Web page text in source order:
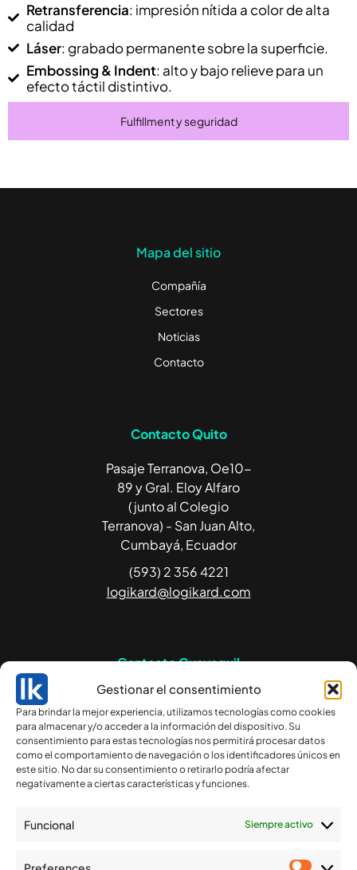
Gestionar el consentimiento
Para brindar la mejor experiencia, utilizamos tecnologías como cookies
para almacenar y/o acceder a la información del dispositivo. Su
consentimiento para estas tecnologías nos permitirá procesar datos
como el comportamiento de navegación o los identificadores únicos en
este sitio. No dar su consentimiento o retirarlo podría afectar
negativamente a ciertas características y funciones.
Funcional Siempre activo
Fulfillment y seguridad
Retransferencia: impresión nítida a color de alta
calidad
Láser: grabado permanente sobre la superficie.
Embossing & Indent: alto y bajo relieve para un
efecto táctil distintivo.
Mapa del sitio
Compañía
Sectores
Noticias
Contacto
Contacto Quito
Pasaje Terranova, Oe10-
89 y Gral. Eloy Alfaro
(junto al Colegio
Terranova) - San Juan Alto,
Cumbayá, Ecuador
(593) 2 356 4221
logikard@logikard.com
Contacto Guayaquil
Av. Francisco de Orellana
234 Edificio Blue Towers,
piso 14. Guayaquil,
Ecuador.
(593) 4 263 0924